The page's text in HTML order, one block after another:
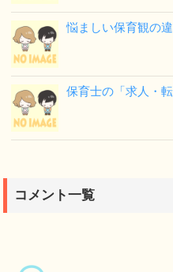
悩ましい保育観の
保育士の「求人・
コメント一覧